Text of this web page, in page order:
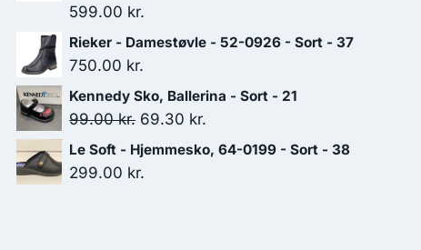
599.00 kr.
Rieker - Damestøvle - 52-0926 - Sort - 37
750.00 kr.
Kennedy Sko, Ballerina - Sort - 21
99.00kr. Den
oprindelige
pris
69.30 kr.
aktuelle
Le Soft - Hjemmesko, 64-0199 - Sort - 38
299.00 kr.